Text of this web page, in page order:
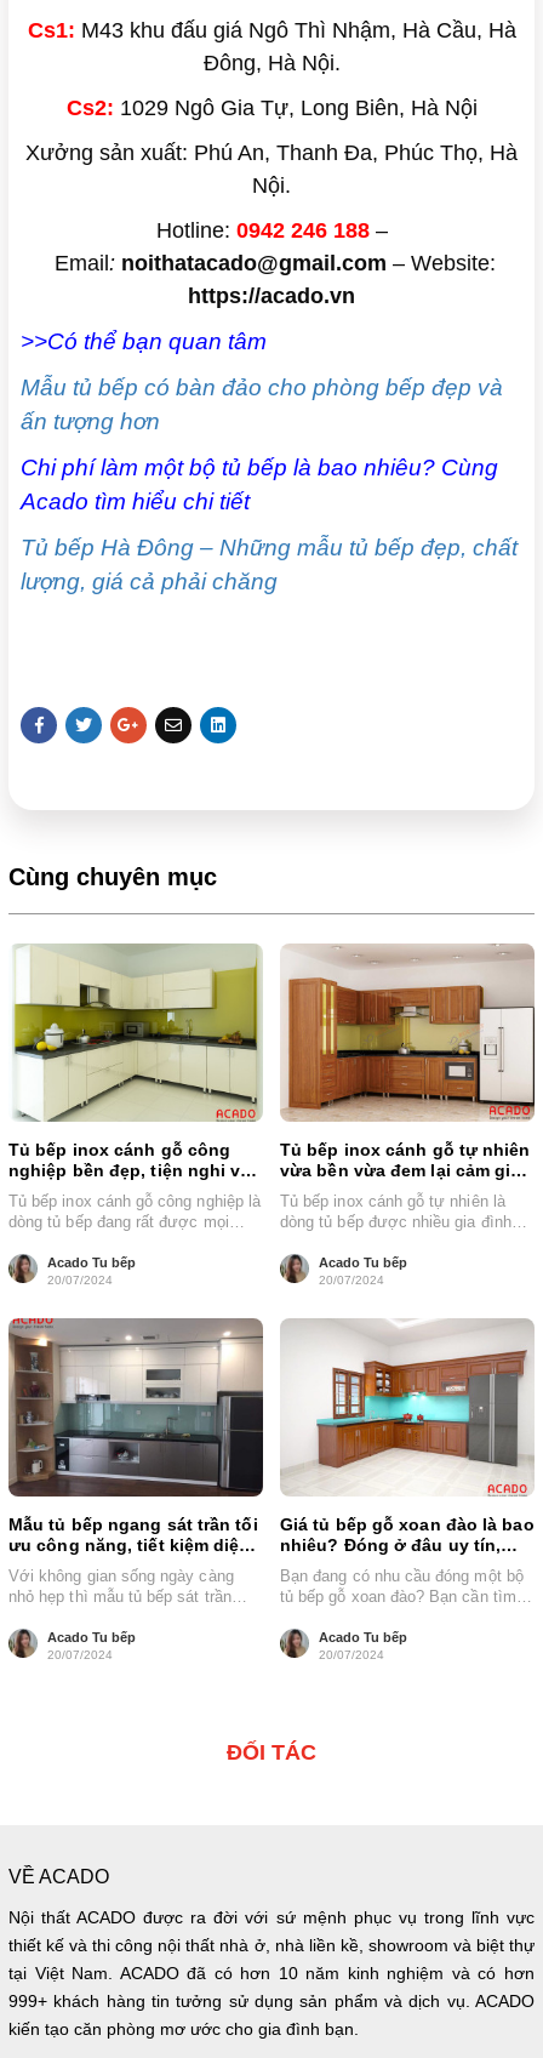
Cs1: M43 khu đấu giá Ngô Thì Nhậm, Hà Cầu, Hà
Đông, Hà Nội.
Cs2: 1029 Ngô Gia Tự, Long Biên, Hà Nội
Xưởng sản xuất: Phú An, Thanh Đa, Phúc Thọ, Hà
Nội.
Hotline: 0942 246 188 –
Email : noithatacado@gmail.com – Website:
https://acado.vn
>>Có thể bạn quan tâm
Mẫu tủ bếp có bàn đảo cho phòng bếp đẹp và
ấn tượng hơn
Chi phí làm một bộ tủ bếp là bao nhiêu? Cùng
Acado tìm hiểu chi tiết
Tủ bếp Hà Đông – Những mẫu tủ bếp đẹp, chất
lượng, giá cả phải chăng
Cùng chuyên mục
Tủ bếp inox cánh gỗ công
nghiệp bền đẹp, tiện nghi và
hiện đại
Tủ bếp inox cánh gỗ công nghiệp là
dòng tủ bếp đang rất được mọi
Acado Tu bếp
20/07/2024
Tủ bếp inox cánh gỗ tự nhiên
vừa bền vừa đem lại cảm giác
ấm cúng
Tủ bếp inox cánh gỗ tự nhiên là
dòng tủ bếp được nhiều gia đình
Acado Tu bếp
20/07/2024
Mẫu tủ bếp ngang sát trần tối
ưu công năng, tiết kiệm diện
tích
Với không gian sống ngày càng
nhỏ hẹp thì mẫu tủ bếp sát trần
Acado Tu bếp
20/07/2024
Giá tủ bếp gỗ xoan đào là bao
nhiêu? Đóng ở đâu uy tín,
chất lượng?
Bạn đang có nhu cầu đóng một bộ
tủ bếp gỗ xoan đào? Bạn cần tìm
Acado Tu bếp
20/07/2024
ĐỐI TÁC
VỀ ACADO
Nội thất ACADO được ra đời với sứ mệnh phục vụ trong lĩnh vực
thiết kế và thi công nội thất nhà ở, nhà liền kề, showroom và biệt thự
tại Việt Nam. ACADO đã có hơn 10 năm kinh nghiệm và có hơn
999+ khách hàng tin tưởng sử dụng sản phẩm và dịch vụ. ACADO
kiến tạo căn phòng mơ ước cho gia đình bạn.